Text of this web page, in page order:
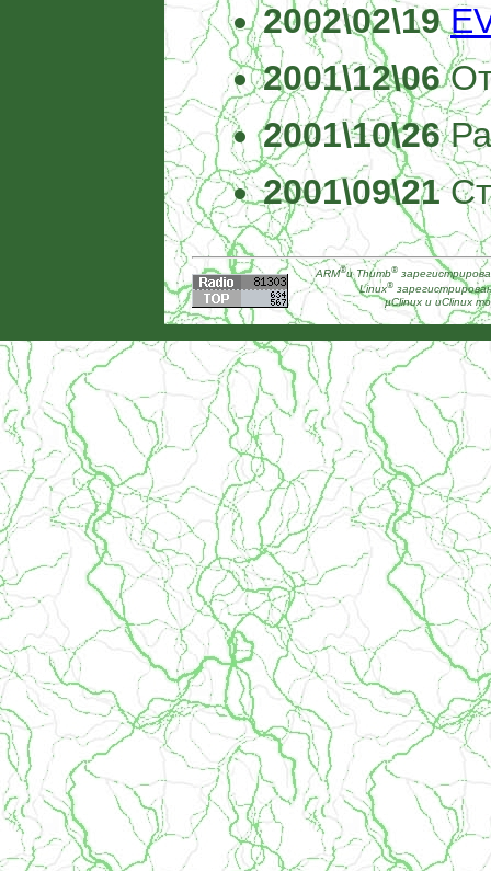
2002\02\19
2001\12\06
2001\10\26
2001\09\21
ARM®и Thumb®
Linux®
µClinux и uClinux